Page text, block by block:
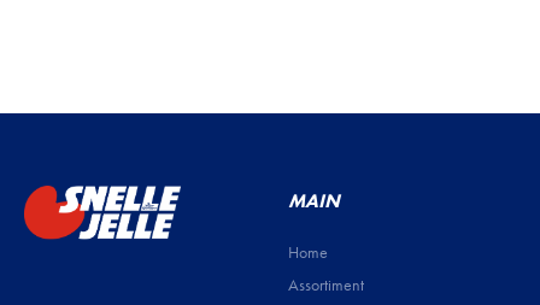
MAIN
Home
Assortiment